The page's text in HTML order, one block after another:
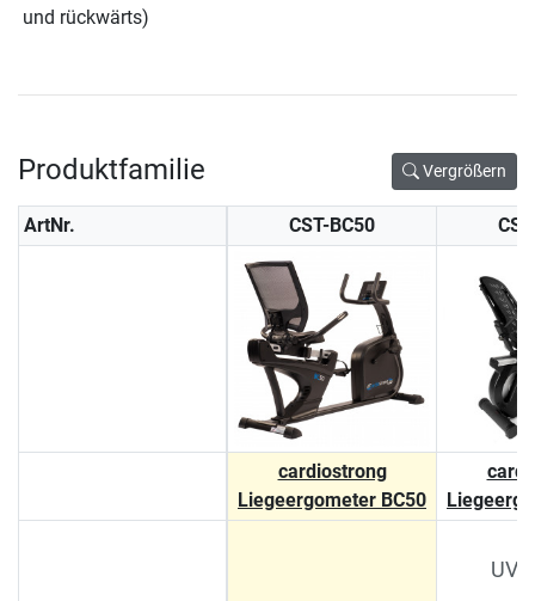
und rückwärts)
Produktfamilie Vergrößern
ArtNr. CST-BC50
cardiostrong
Liegeergometer BC50